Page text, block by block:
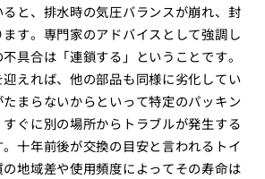
と、排水時の気圧バランスが崩れ、封
す。専門家のアドバイスとして強調し
具合は「連鎖する」ということです。
えれば、他の部品も同様に劣化してい
まらないからといって特定のパッキン
ぐに別の場所からトラブルが発生する
十年前後が交換の目安と言われるトイ
地域差や使用頻度によってその寿命は